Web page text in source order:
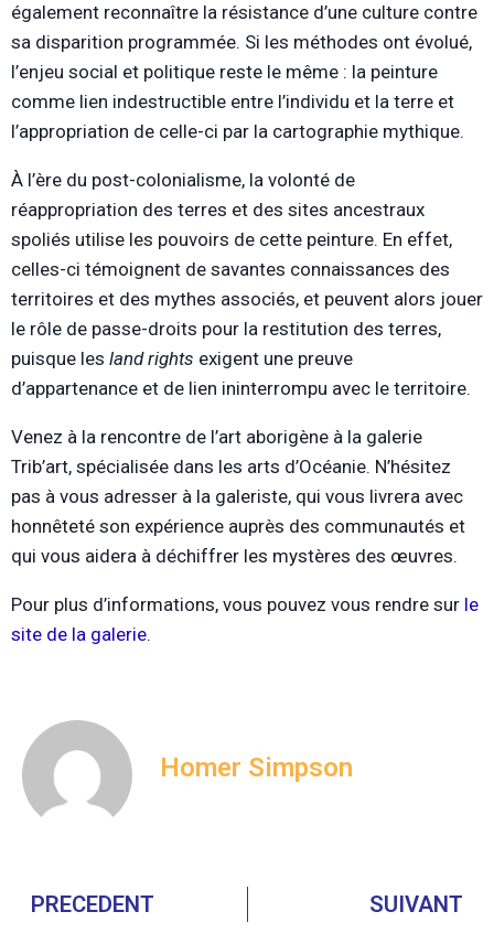
également reconnaître la résistance d’une culture contre
sa disparition programmée. Si les méthodes ont évolué,
l’enjeu social et politique reste le même : la peinture
comme lien indestructible entre l’individu et la terre et
l’appropriation de celle-ci par la cartographie mythique.
À l’ère du post-colonialisme, la volonté de
réappropriation des terres et des sites ancestraux
spoliés utilise les pouvoirs de cette peinture. En effet,
celles-ci témoignent de savantes connaissances des
territoires et des mythes associés, et peuvent alors jouer
le rôle de passe-droits pour la restitution des terres,
puisque les land rights exigent une preuve
d’appartenance et de lien ininterrompu avec le territoire.
Venez à la rencontre de l’art aborigène à la galerie
Trib’art, spécialisée dans les arts d’Océanie. N’hésitez
pas à vous adresser à la galeriste, qui vous livrera avec
honnêteté son expérience auprès des communautés et
qui vous aidera à déchiffrer les mystères des œuvres.
Pour plus d’informations, vous pouvez vous rendre sur le
site de la galerie.
Homer Simpson
PRECEDENT SUIVANT